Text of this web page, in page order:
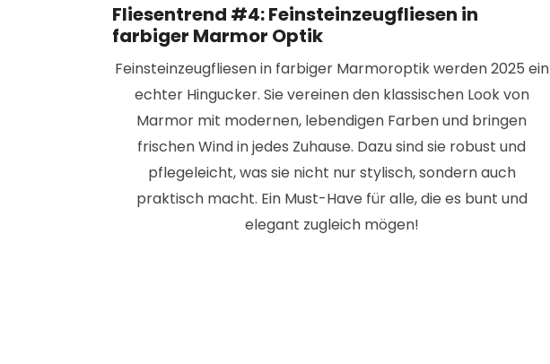
Fliesentrend #4: Feinsteinzeugfliesen in
farbiger Marmor Optik
Feinsteinzeugfliesen in farbiger Marmoroptik werden 2025 ein
echter Hingucker. Sie vereinen den klassischen Look von
Marmor mit modernen, lebendigen Farben und bringen
frischen Wind in jedes Zuhause. Dazu sind sie robust und
pflegeleicht, was sie nicht nur stylisch, sondern auch
praktisch macht. Ein Must-Have für alle, die es bunt und
elegant zugleich mögen!